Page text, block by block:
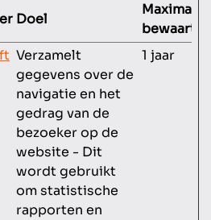
Doel
Maximale
Verzamelt
gegevens over de
navigatie en het
gedrag van de
bezoeker op de
website - Dit
wordt gebruikt
om statistische
rapporten en
1 jaar